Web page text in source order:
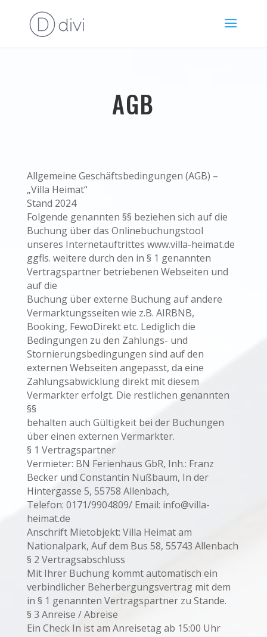
AGB
Allgemeine Geschäftsbedingungen (AGB) –
„Villa Heimat“
Stand 2024
Folgende genannten §§ beziehen sich auf die
Buchung über das Onlinebuchungstool
unseres Internetauftrittes www.villa-heimat.de
ggfls. weitere durch den in § 1 genannten
Vertragspartner betriebenen Webseiten und
auf die
Buchung über externe Buchung auf andere
Vermarktungsseiten wie z.B. AIRBNB,
Booking, FewoDirekt etc. Lediglich die
Bedingungen zu den Zahlungs- und
Stornierungsbedingungen sind auf den
externen Webseiten angepasst, da eine
Zahlungsabwicklung direkt mit diesem
Vermarkter erfolgt. Die restlichen genannten
§§
behalten auch Gültigkeit bei der Buchungen
über einen externen Vermarkter.
§ 1 Vertragspartner
Vermieter: BN Ferienhaus GbR, Inh.: Franz
Becker und Constantin Nußbaum, In der
Hintergasse 5, 55758 Allenbach,
Telefon: 0171/9904809/ Email: info@villa-
heimat.de
Anschrift Mietobjekt: Villa Heimat am
Nationalpark, Auf dem Bus 58, 55743 Allenbach
§ 2 Vertragsabschluss
Mit Ihrer Buchung kommt automatisch ein
verbindlicher Beherbergungsvertrag mit dem
in § 1 genannten Vertragspartner zu Stande.
§ 3 Anreise / Abreise
Ein Check In ist am Anreisetag ab 15:00 Uhr